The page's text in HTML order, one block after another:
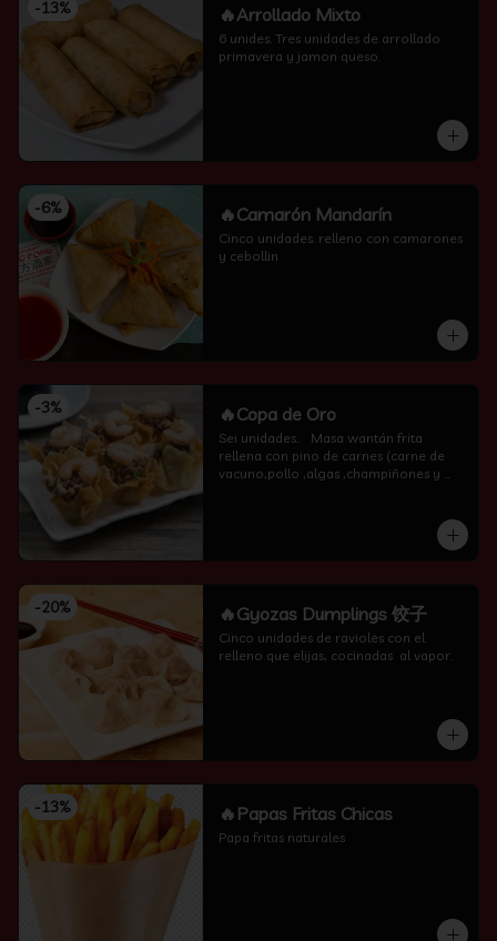
-13% 🔥Arrollado Mixto
6 unides. Tres unidades de arrollado
primavera y jamon queso.
-6% 🔥Camarón Mandarín
Cinco unidades. relleno con camarones
y cebollin
-3% 🔥Copa de Oro
Sei unidades..   Masa wantán frita
rellena con pino de carnes (carne de
vacuno,pollo ,algas ,champiñones y
-20% 🔥Gyozas Dumplings 饺子
Cinco unidades de ravioles con el
relleno que elijas, cocinadas  al vapor.
-13% 🔥Papas Fritas Chicas
Papa fritas naturales